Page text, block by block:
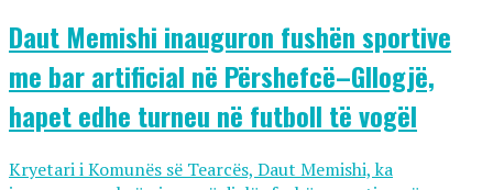
Daut Memishi inauguron fushën sportive
me bar artificial në Përshefcë–Gllogjë,
hapet edhe turneu në futboll të vogël
Kryetari i Komunës së Tearcës, Daut Memishi, ka